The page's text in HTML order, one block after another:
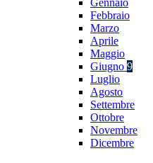
Gennaio
Febbraio
Marzo
Aprile
Maggio
Giugno 9
Luglio
Agosto
Settembre
Ottobre
Novembre
Dicembre